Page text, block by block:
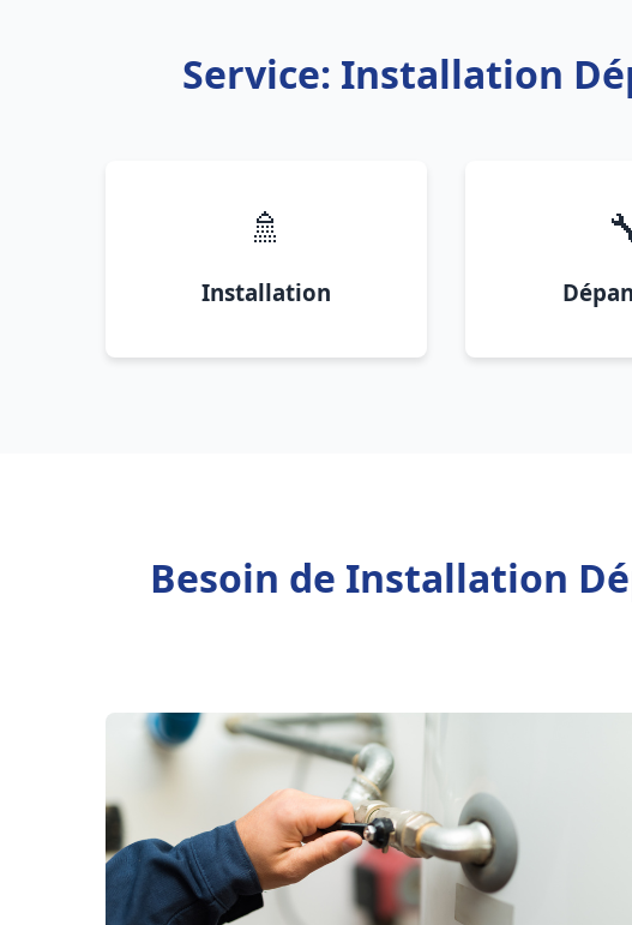
Service: Installation
🚿
Installation
Besoin de Installation